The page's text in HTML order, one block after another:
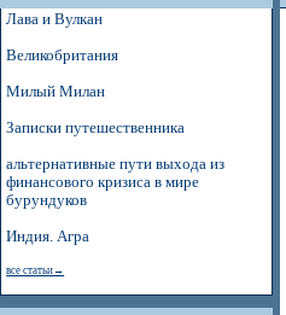
Лава и Вулкан
Великобритания
Милый Милан
Записки путешественника
альтернативные пути выхода из
финансового кризиса в мире
бурундуков
Индия. Агра
все статьи→